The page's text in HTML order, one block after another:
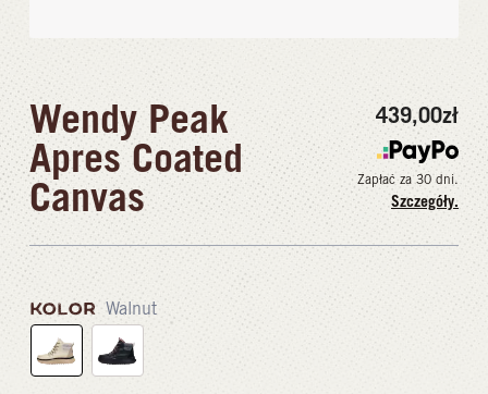
Wendy Peak
Apres Coated
Canvas
439,00zł
Zapłać za 30 dni.
Szczegóły.
KOLOR Walnut